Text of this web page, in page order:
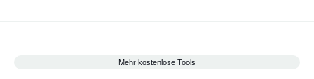
Zahlung und was ausdrücklich nicht enthalten ist. Ein
Mehr kostenlose Tools